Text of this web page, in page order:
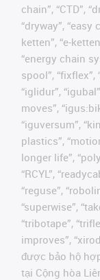
chain”, “CTD”,
“dryway”, “easy
ketten”, “e-
“energy chain
spool”, “fixflex”,
“iglidur”,
moves”,
“iguversum”,
plastics”,
longer life”,
“RCYL”,
“reguse”,
“superwise”,
“tribotape”,
improves”,
được bảo hộ
tại Cộng hòa